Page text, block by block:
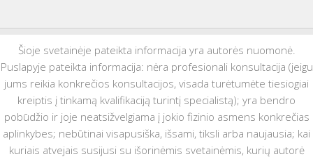
Šioje svetainėje pateikta informacija yra autorės nuomonė.
Puslapyje pateikta informacija: nėra profesionali konsultacija (jeigu
jums reikia konkrečios konsultacijos, visada turėtumėte tiesiogiai
kreiptis į tinkamą kvalifikaciją turintį specialistą); yra bendro
pobūdžio ir joje neatsižvelgiama į jokio fizinio asmens konkrečias
aplinkybes; nebūtinai visapusiška, išsami, tiksli arba naujausia; kai
kuriais atvejais susijusi su išorinėmis svetainėmis, kurių autorė